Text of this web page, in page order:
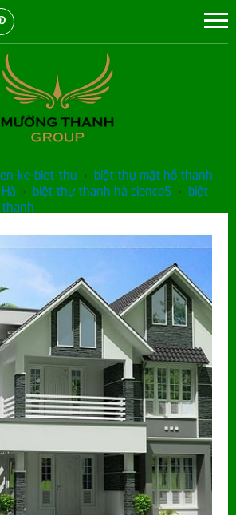
ke-biet-thu › biệt thự mặt hồ thanh
› biệt thự thanh hà cienco5 › biệt